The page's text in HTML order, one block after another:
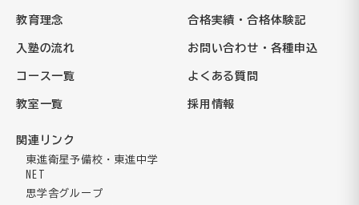
教育理念
入塾の流れ
コース一覧
教室一覧
合格実績・合格体験記
お問い合わせ・各種申込
よくある質問
採用情報
関連リンク
東進衛星予備校・東進中学
NET
思学舎グループ